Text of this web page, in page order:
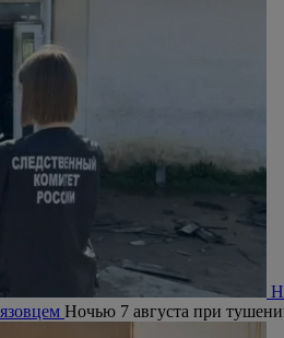
Ночью 7 августа при